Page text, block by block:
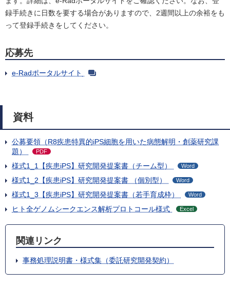
録手続きに日数を要する場合がありますので、2週間以上の余裕をも
って登録手続きをしてください。
応募先
e-Radポータルサイト
資料
公募要領（R8疾患特異的iPS細胞を用いた病態解明・創薬研究課
題）
PDF
様式1_1【疾患iPS】研究開発提案書（チーム型） Word
様式1_2【疾患iPS】研究開発提案書 （個別型） Word
様式1_3【疾患iPS】研究開発提案書（若手育成枠） Word
ヒト全ゲノムシークエンス解析プロトコール様式 Excel
関連リンク
事務処理説明書・様式集（委託研究開発契約）